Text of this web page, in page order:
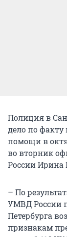
Полиция в
дело по факту
помощи в
во вторник
России Ирина
– По
УМВД России
Петербурга
признакам